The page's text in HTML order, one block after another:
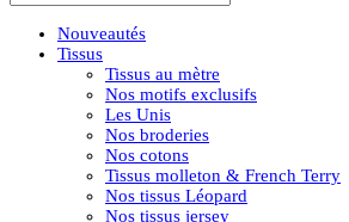
Nouveautés
Tissus
Tissus au mètre
Nos motifs exclusifs
Les Unis
Nos broderies
Nos cotons
Tissus molleton & French Terry
Nos tissus Léopard
Nos tissus jersey